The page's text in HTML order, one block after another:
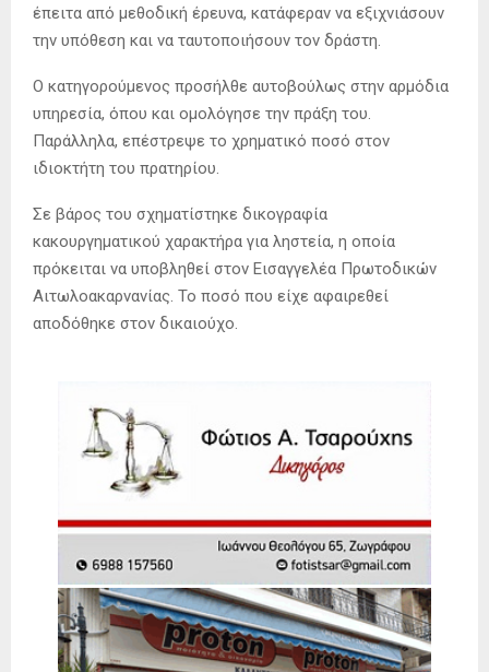
έπειτα από μεθοδική έρευνα, κατάφεραν να εξιχνιάσουν
την υπόθεση και να ταυτοποιήσουν τον δράστη.
Ο κατηγορούμενος προσήλθε αυτοβούλως στην αρμόδια
υπηρεσία, όπου και ομολόγησε την πράξη του.
Παράλληλα, επέστρεψε το χρηματικό ποσό στον
ιδιοκτήτη του πρατηρίου.
Σε βάρος του σχηματίστηκε δικογραφία
κακουργηματικού χαρακτήρα για ληστεία, η οποία
πρόκειται να υποβληθεί στον Εισαγγελέα Πρωτοδικών
Αιτωλοακαρνανίας. Το ποσό που είχε αφαιρεθεί
αποδόθηκε στον δικαιούχο.